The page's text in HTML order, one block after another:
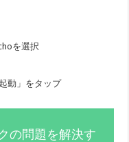
を選択
動」をタップ
の問題を解決す